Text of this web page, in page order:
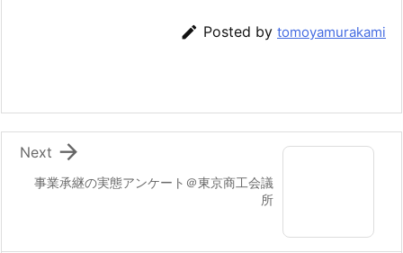
 Posted by tomoyamurakami
事業承継の実態アンケート＠東京商工会議
所

Next